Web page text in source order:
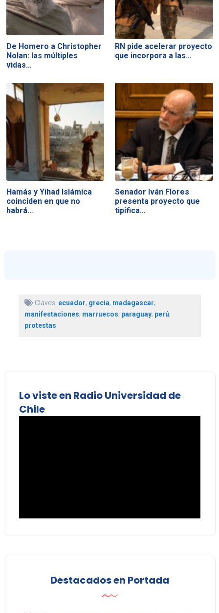
De Homero a Christopher
Nolan: las múltiples
vidas…
RN pide acelerar proyecto
que incorpora a las…
Hamás y Yihad Islámica
coinciden en que no
habrá…
Senador Iván Flores
presenta proyecto que
tipifica…
Claves: ecuador, grecia, madagascar,
manifestaciones, marruecos, paraguay, perú,
protestas
Lo viste en Radio Universidad de
Chile
Destacados en Portada